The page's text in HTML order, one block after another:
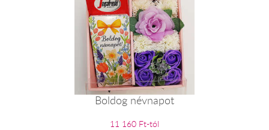
Boldog névnapot
11 160 Ft-tól